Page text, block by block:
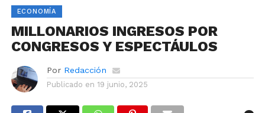
ECONOMÍA
MILLONARIOS INGRESOS POR
CONGRESOS Y ESPECTÁULOS
Por Redacción
Publicado en 19 junio, 2025